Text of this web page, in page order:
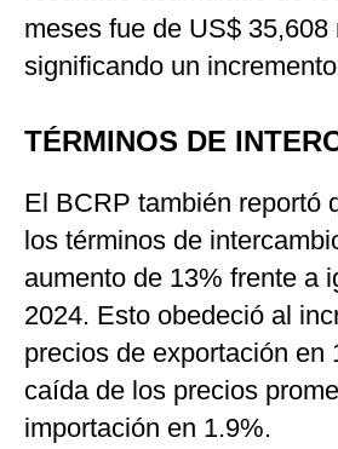
meses fue de US$ 35,608
significando un
TÉRMINOS DE
El BCRP también reportó
los términos de
aumento de 13% frente a
2024. Esto obedeció al
precios de exportación en
caída de los precios
importación en 1.9%.